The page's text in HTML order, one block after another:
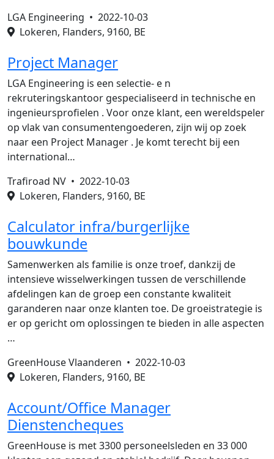
LGA Engineering • 2022-10-03
Lokeren, Flanders, 9160, BE
Project Manager
LGA Engineering is een selectie- e n
rekruteringskantoor gespecialiseerd in technische en
ingenieursprofielen . Voor onze klant, een wereldspeler
op vlak van consumentengoederen, zijn wij op zoek
naar een Project Manager . Je komt terecht bij een
international…
Trafiroad NV • 2022-10-03
Lokeren, Flanders, 9160, BE
Calculator infra/burgerlijke
bouwkunde
Samenwerken als familie is onze troef, dankzij de
intensieve wisselwerkingen tussen de verschillende
afdelingen kan de groep een constante kwaliteit
garanderen naar onze klanten toe. De groeistrategie is
er op gericht om oplossingen te bieden in alle aspecten
…
GreenHouse Vlaanderen • 2022-10-03
Lokeren, Flanders, 9160, BE
Account/Office Manager
Dienstencheques
GreenHouse is met 3300 personeelsleden en 33 000